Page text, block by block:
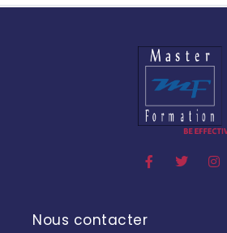
Nous contacter